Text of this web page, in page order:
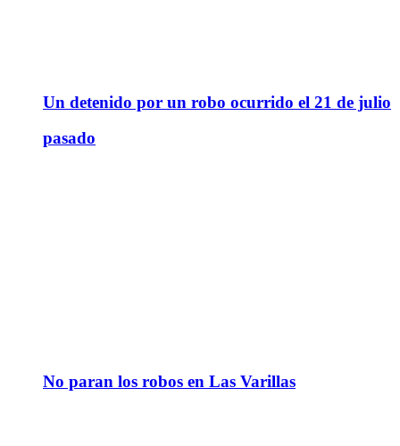
Un detenido por un robo ocurrido el 21 de julio
pasado
No paran los robos en Las Varillas